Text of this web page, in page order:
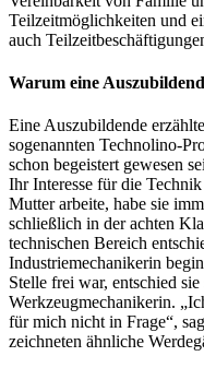
Teilzeitmöglichkeiten und
auch
Warum eine
Eine Auszubildende
sogenannten Technolino-
schon begeistert gewesen
Ihr Interesse für die
Mutter arbeite, habe sie
schließlich in der achten
technischen Bereich
Industriemechanikerin
Stelle frei war, entschied
Werkzeugmechanikerin.
für mich nicht in Frage“,
zeichneten ähnliche